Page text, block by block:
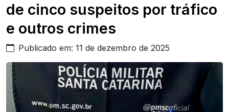
de cinco suspeitos por tráfico
e outros crimes
Publicado em: 11 de dezembro de 2025